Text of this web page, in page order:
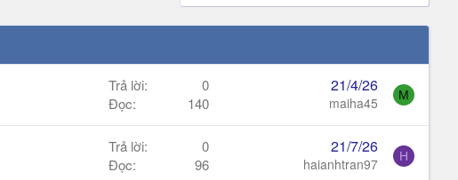
Trả lời
0
Đọc
140
21/4/26
maiha45 M
Trả lời
0
Đọc
96
21/7/26
haianhtran97 H